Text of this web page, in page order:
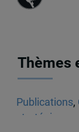
Thèmes
Publications,
stratégiques